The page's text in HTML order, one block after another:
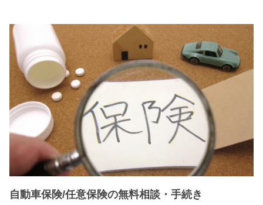
自動車保険/任意保険の無料相談・手続き